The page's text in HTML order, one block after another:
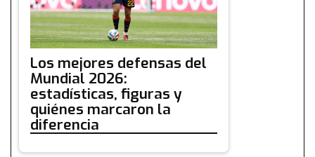
Los mejores defensas del
Mundial 2026:
estadísticas, figuras y
quiénes marcaron la
diferencia